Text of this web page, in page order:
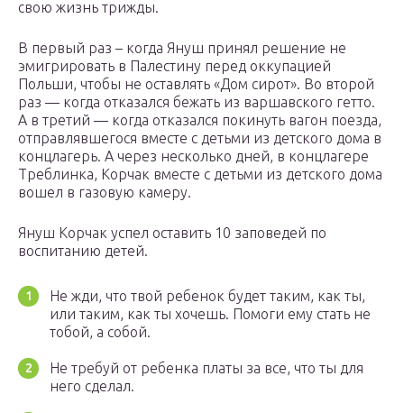
свою жизнь трижды.
В первый раз – когда Януш принял решение не
эмигрировать в Палестину перед оккупацией
Польши, чтобы не оставлять «Дом сирот». Во второй
раз — когда отказался бежать из варшавского гетто.
А в третий — когда отказался покинуть вагон поезда,
отправлявшегося вместе с детьми из детского дома в
концлагерь. А через несколько дней, в концлагере
Треблинка, Корчак вместе с детьми из детского дома
вошел в газовую камеру.
Януш Корчак успел оставить 10 заповедей по
воспитанию детей.
Не жди, что твой ребенок будет таким, как ты,
или таким, как ты хочешь. Помоги ему стать не
тобой, а собой.
Не требуй от ребенка платы за все, что ты для
него сделал.